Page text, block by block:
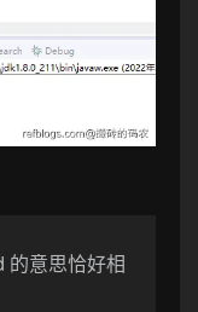
的意思恰好相